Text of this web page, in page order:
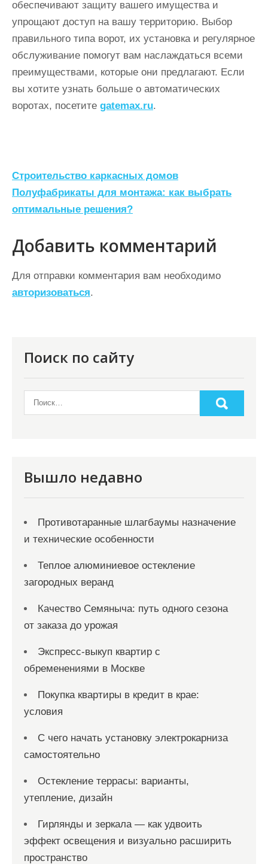
обеспечивают защиту вашего имущества и
упрощают доступ на вашу территорию. Выбор
правильного типа ворот, их установка и регулярное
обслуживание помогут вам наслаждаться всеми
преимуществами, которые они предлагают. Если
вы хотите узнать больше о автоматических
воротах, посетите gatemax.ru.
Н
а
в
и
г
а
ц
Строительство каркасных домов
Полуфабрикаты для монтажа: как выбрать
оптимальные решения?
Добавить комментарий
Для отправки комментария вам необходимо
авторизоваться.
Поиск по сайту
Вышло недавно
Противотаранные шлагбаумы назначение
и технические особенности
Теплое алюминиевое остекление
загородных веранд
Качество Семяныча: путь одного сезона
от заказа до урожая
Экспресс-выкуп квартир с
обременениями в Москве
Покупка квартиры в кредит в крае:
условия
С чего начать установку электрокарниза
самостоятельно
Остекление террасы: варианты,
утепление, дизайн
Гирлянды и зеркала — как удвоить
эффект освещения и визуально расширить
пространство